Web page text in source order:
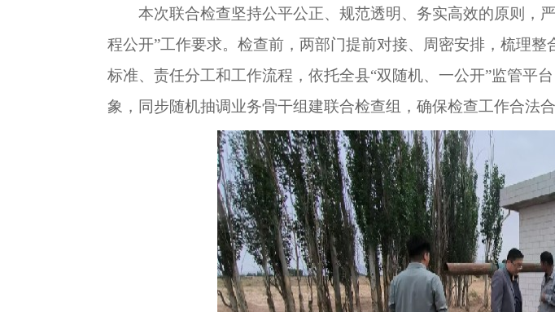
本次联合检查坚持公平公正、规范透明、务实高效的原则，
程公开”工作要求。检查前，两部门提前对接、周密安排 ，梳理
标准、责任分工和工作流程，依托全县“双随机、一公开”监管平
象，同步随机抽调业务骨干组建联合检查组，确保检查工作合法合